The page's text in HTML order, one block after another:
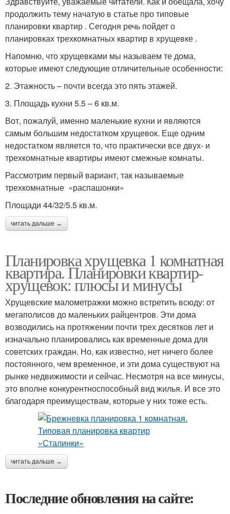
продолжить тему начатую в статье про типовые
планировки квартир . Сегодня речь пойдет о
планировках трехкомнатных квартир в хрущевке .
Напомню, что хрущевками мы называем те дома,
которые имеют следующие отличительные особенности:
2. Этажность – почти всегда это пять этажей.
3. Площадь кухни 5.5 – 6 кв.м.
Вот, пожалуй, именно маленькие кухни и являются
самым большим недостатком хрущевок. Еще одним
недостатком является то, что практически все двух- и
трехкомнатные квартиры имеют смежные комнаты.
Рассмотрим первый вариант, так называемые
трехкомнатные «распашонки»
Площади 44/32/5.5 кв.м.
читать дальше →
Планировка хрущевка 1 комнатная
квартира. Планировки квартир-
хрущевок: плюсы и минусы
Хрущевские малометражки можно встретить всюду: от
мегаполисов до маленьких райцентров. Эти дома
возводились на протяжении почти трех десятков лет и
изначально планировались как временные дома для
советских граждан. Но, как известно, нет ничего более
постоянного, чем временное, и эти дома существуют на
рынке недвижимости и сейчас. Несмотря на все минусы,
это вполне конкурентноспособный вид жилья. И все это
благодаря преимуществам, которые у них тоже есть.
читать дальше →
Последние обновления на сайте: